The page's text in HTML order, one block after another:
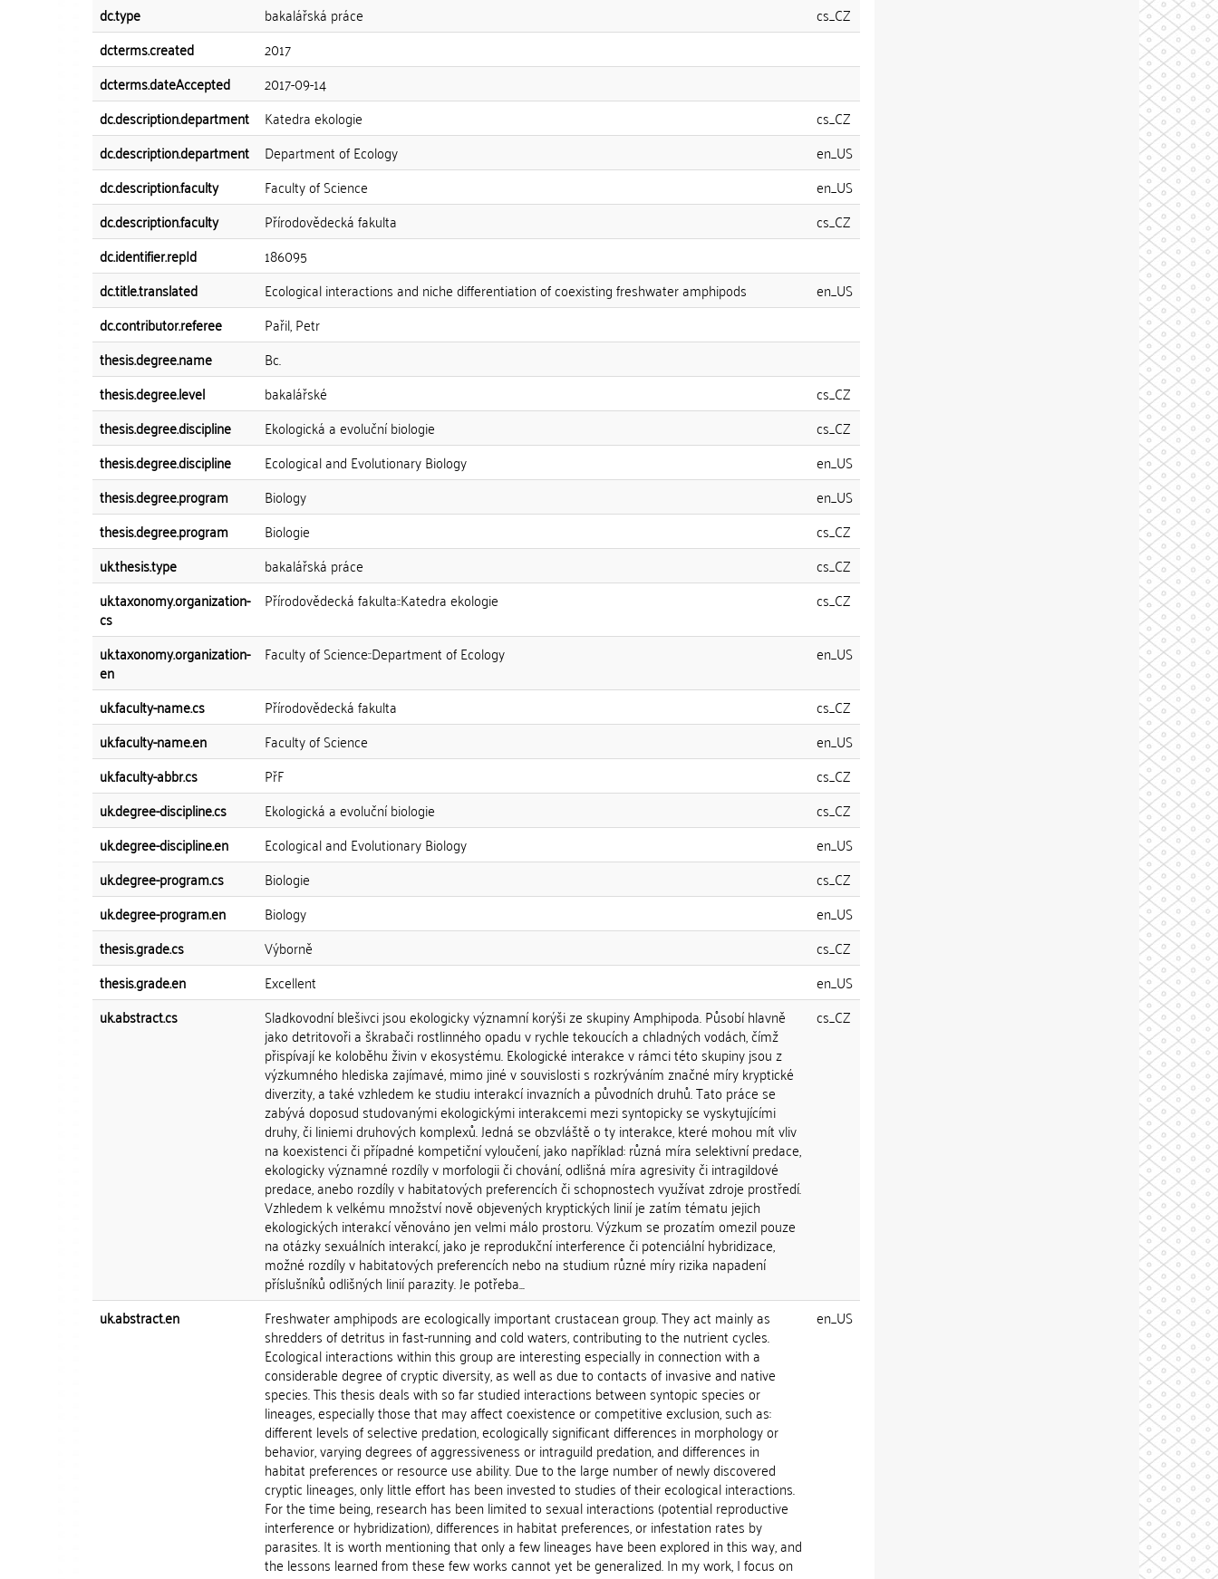
dc.type
bakalářská práce
cs_CZ
dcterms.created
2017
dcterms.dateAccepted
2017-09-14
dc.description.department
Katedra ekologie
cs_CZ
dc.description.department
Department of Ecology
en_US
dc.description.faculty
Faculty of Science
en_US
dc.description.faculty
Přírodovědecká fakulta
cs_CZ
dc.identifier.repId
186095
dc.title.translated
Ecological interactions and niche differentiation of coexisting freshwater amphipods
en_US
dc.contributor.referee
Pařil, Petr
thesis.degree.name
Bc.
thesis.degree.level
bakalářské
cs_CZ
thesis.degree.discipline
Ekologická a evoluční biologie
cs_CZ
thesis.degree.discipline
Ecological and Evolutionary Biology
en_US
thesis.degree.program
Biology
en_US
thesis.degree.program
Biologie
cs_CZ
uk.thesis.type
bakalářská práce
cs_CZ
uk.taxonomy.organization-
cs
Přírodovědecká fakulta::Katedra ekologie cs_CZ
uk.taxonomy.organization-
en
Faculty of Science::Department of Ecology en_US
uk.faculty-name.cs Přírodovědecká fakulta
cs_CZ
uk.faculty-name.en
Faculty of Science
en_US
uk.faculty-abbr.cs
PřF
cs_CZ
uk.degree-discipline.cs
Ekologická a evoluční biologie
cs_CZ
uk.degree-discipline.en
Ecological and Evolutionary Biology
en_US
uk.degree-program.cs
Biologie
cs_CZ
uk.degree-program.en
Biology
en_US
thesis.grade.cs
Výborně
cs_CZ
thesis.grade.en
Excellent
en_US
uk.abstract.cs
Sladkovodní blešivci jsou ekologicky významní korýši ze skupiny Amphipoda. Působí hlavně
jako detritovoři a škrabači rostlinného opadu v rychle tekoucích a chladných vodách, čímž
přispívají ke koloběhu živin v ekosystému. Ekologické interakce v rámci této skupiny jsou z
výzkumného hlediska zajímavé, mimo jiné v souvislosti s rozkrýváním značné míry kryptické
diverzity, a také vzhledem ke studiu interakcí invazních a původních druhů. Tato práce se
zabývá doposud studovanými ekologickými interakcemi mezi syntopicky se vyskytujícími
druhy, či liniemi druhových komplexů. Jedná se obzvláště o ty interakce, které mohou mít vliv
na koexistenci či případné kompetiční vyloučení, jako například: různá míra selektivní predace,
ekologicky významné rozdíly v morfologii či chování, odlišná míra agresivity či intragildové
predace, anebo rozdíly v habitatových preferencích či schopnostech využívat zdroje prostředí.
Vzhledem k velkému množství nově objevených kryptických linií je zatím tématu jejich
ekologických interakcí věnováno jen velmi málo prostoru. Výzkum se prozatím omezil pouze
na otázky sexuálních interakcí, jako je reprodukční interference či potenciální hybridizace,
možné rozdíly v habitatových preferencích nebo na studium různé míry rizika napadení
příslušníků odlišných linií parazity. Je potřeba...
cs_CZ
uk.abstract.en Freshwater amphipods are ecologically important crustacean group. They act mainly as
shredders of detritus in fast-running and cold waters, contributing to the nutrient cycles.
Ecological interactions within this group are interesting especially in connection with a
considerable degree of cryptic diversity, as well as due to contacts of invasive and native
species. This thesis deals with so far studied interactions between syntopic species or
lineages, especially those that may affect coexistence or competitive exclusion, such as:
different levels of selective predation, ecologically significant differences in morphology or
behavior, varying degrees of aggressiveness or intraguild predation, and differences in
habitat preferences or resource use ability. Due to the large number of newly discovered
cryptic lineages, only little effort has been invested to studies of their ecological interactions.
For the time being, research has been limited to sexual interactions (potential reproductive
interference or hybridization), differences in habitat preferences, or infestation rates by
parasites. It is worth mentioning that only a few lineages have been explored in this way, and
the lessons learned from these few works cannot yet be generalized. In my work, I focus on
en_US